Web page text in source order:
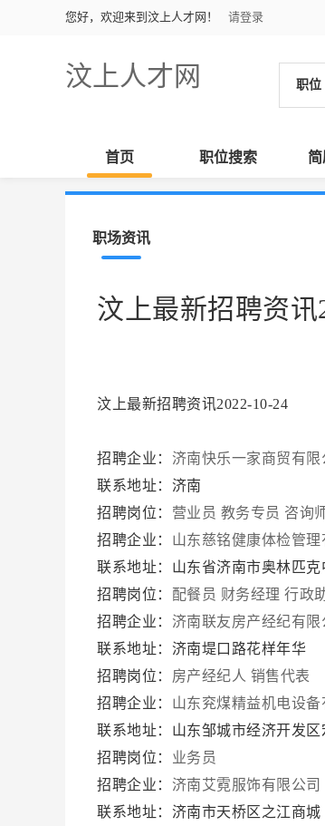
您好，欢迎来到汶上人才网！ 请登录
汶上人才网 职位
首页 职位搜索 简
职场资讯
汶上最新招聘资讯
汶上最新招聘资讯2022-10-24
招聘企业： 济南快乐一家商贸有限
联系地址：济南
招聘岗位： 营业员 教务专员 咨询
招聘企业： 山东慈铭健康体检管理
联系地址：山东省济南市奥林匹
招聘岗位： 配餐员 财务经理 行政
招聘企业： 济南联友房产经纪有限
联系地址：济南堤口路花样年华
招聘岗位： 房产经纪人 销售代表
招聘企业： 山东兖煤精益机电设备
联系地址：山东邹城市经济开发区
招聘岗位： 业务员
招聘企业： 济南艾霓服饰有限公司
联系地址：济南市天桥区之江商城